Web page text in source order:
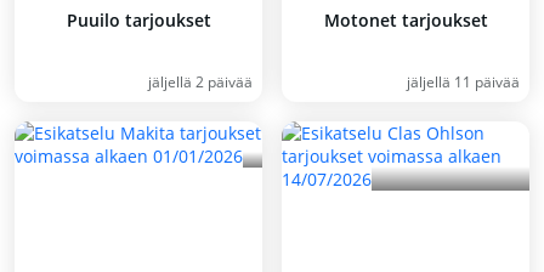
Puuilo tarjoukset
jäljellä 2 päivää
Motonet tarjoukset
jäljellä 11 päivää